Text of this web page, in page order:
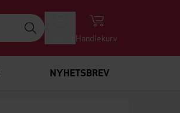
Handlekurv
NYHETSBREV